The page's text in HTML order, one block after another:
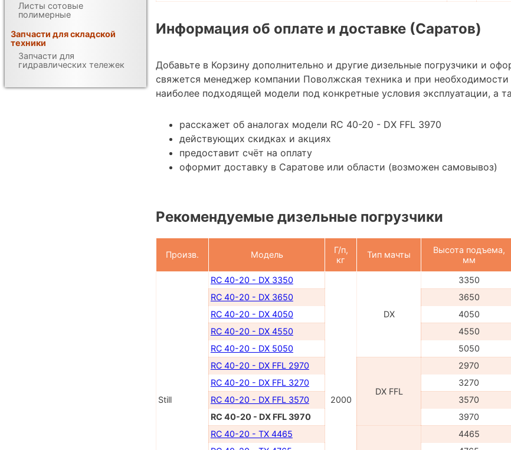
Информация об оплате и доставке (Саратов)
Добавьте в Корзину дополнительно и другие дизельные погрузчики и
свяжется менеджер компании Поволжская техника и при
наиболее подходящей модели под конкретные условия эксплуатации, а
расскажет об аналогах модели RC 40-20 - DX FFL 3970
действующих скидках и акциях
предоставит счёт на оплату
оформит доставку в Саратове или области (возможен самовывоз)
Рекомендуемые дизельные погрузчики
Произв. Модель
Г/п,
кг
Тип мачты
Высота подъема,
мм
Still
RC 40-20 - DX 3350
2000
DX
3350
RC 40-20 - DX 3650
3650
RC 40-20 - DX 4050
4050
RC 40-20 - DX 4550
4550
RC 40-20 - DX 5050
5050
RC 40-20 - DX FFL 2970
DX FFL
2970
RC 40-20 - DX FFL 3270
3270
RC 40-20 - DX FFL 3570
3570
RC 40-20 - DX FFL 3970
3970
RC 40-20 - TX 4465
4465
Листы сотовые
полимерные
Запчасти для складской
техники
Запчасти для
гидравлических тележек